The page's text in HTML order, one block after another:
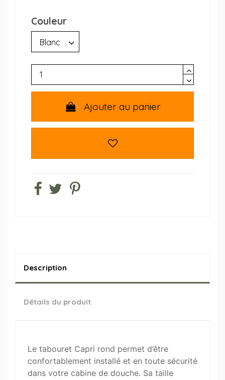
Couleur
Ajouter au panier
Description
Détails du produit
Le tabouret Capri rond permet d’être
confortablement installé et en toute sécurité
dans votre cabine de douche. Sa taille